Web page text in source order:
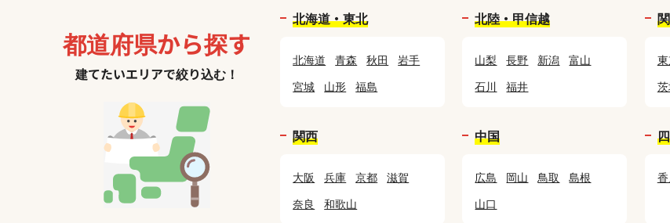
都道府県から探す
建てたいエリアで絞り込む！
北海道・東北
北海道 青森 秋田
岩手
宮城
山形 福島
北陸・甲信越
山梨 長野 新潟
富山
石川
福井
関西
大阪 兵庫 京都
滋賀
奈良
和歌山
中国
広島 岡山 鳥取
島根
山口